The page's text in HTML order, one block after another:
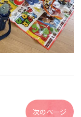
次のページ